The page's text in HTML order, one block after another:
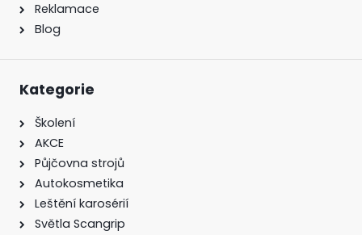
Reklamace
Blog
Kategorie
Školení
AKCE
Půjčovna strojů
Autokosmetika
Leštění karosérií
Světla Scangrip